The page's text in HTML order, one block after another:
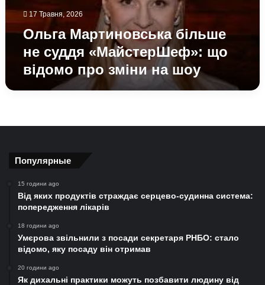
зміни
17 Травня, 2026
Ольга Мартиновська більше
не суддя «МайстерШеф»: що
відомо про зміни на шоу
Популярные
15 години ago
Від яких продуктів страждає серцево-судинна система:
попередження лікарів
18 години ago
Умєрова звільнили з посади секретаря РНБО: стало
відомо, яку посаду він отримав
20 години ago
Як дихальні практики можуть позбавити людину від